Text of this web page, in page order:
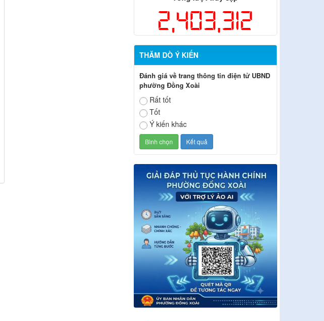
2,403,312
THĂM DÒ Ý KIẾN
Đánh giá về trang thông tin điện tử UBND
phường Đồng Xoài
Rất tốt
Tốt
Ý kiến khác